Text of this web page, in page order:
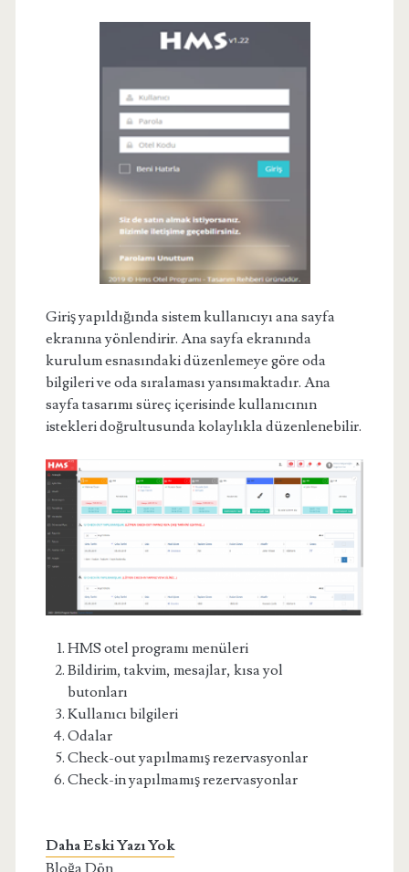
Giriş yapıldığında sistem kullanıcıyı ana sayfa
ekranına yönlendirir. Ana sayfa ekranında
kurulum esnasındaki düzenlemeye göre oda
bilgileri ve oda sıralaması yansımaktadır. Ana
sayfa tasarımı süreç içerisinde kullanıcının
istekleri doğrultusunda kolaylıkla düzenlenebilir.
HMS otel programı menüleri
Bildirim, takvim, mesajlar, kısa yol
butonları
Kullanıcı bilgileri
Odalar
Check-out yapılmamış rezervasyonlar
Check-in yapılmamış rezervasyonlar
Daha Eski Yazı Yok